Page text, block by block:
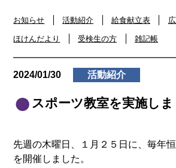
お知らせ 活動紹介 給食献立表
ほけんだより 受検生の方 雑記帳
2024/01/30 活動紹介
スポーツ教室を実施しま
先週の木曜日、１月２５日に、毎年
を開催しました。